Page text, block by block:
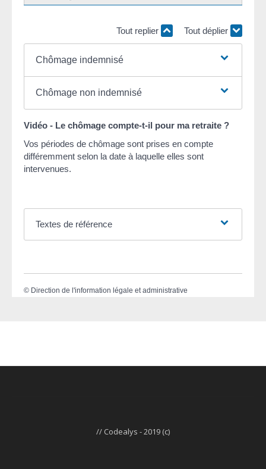
Tout replier Tout déplier
Chômage indemnisé
Chômage non indemnisé
Vidéo - Le chômage compte-t-il pour ma retraite ?
Vos périodes de chômage sont prises en compte
différemment selon la date à laquelle elles sont
intervenues.
Textes de référence
© Direction de l'information légale et administrative
// Codealys - 2019 (c)